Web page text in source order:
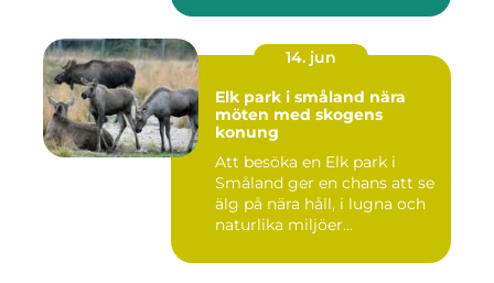
14. jun
Elk park i småland nära
möten med skogens
konung
Att besöka en Elk park i
Småland ger en chans att se
älg på nära håll, i lugna och
naturlika miljöer...